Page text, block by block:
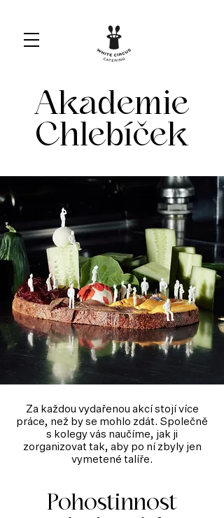
Akademie
Chlebíček
Za každou vydařenou akcí stojí více
práce, než by se mohlo zdát. Společně
s kolegy vás naučíme, jak ji
zorganizovat tak, aby po ní zbyly jen
vymetené talíře.
Pohostinnost